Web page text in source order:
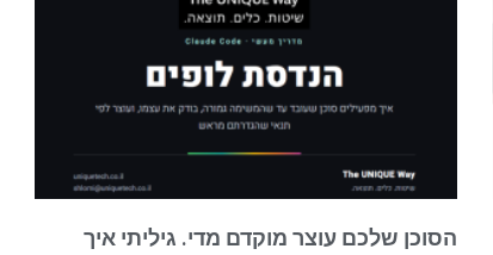
הסוכן שלכם עוצר מוקדם מדי. גיליתי איך